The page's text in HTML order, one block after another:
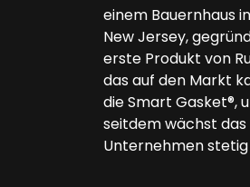
einem Bauernhaus
New Jersey,
erste Produkt von
das auf den Markt
die Smart Gasket®,
seitdem wächst das
Unternehmen